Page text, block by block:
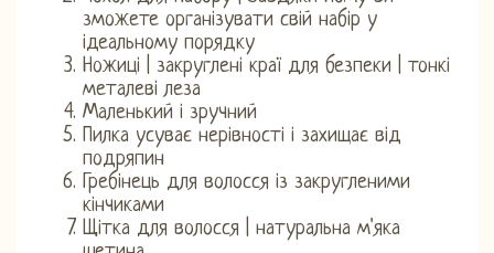
зможете організувати свій набір у
ідеальному порядку
Ножиці | закруглені краї для безпеки | тонкі
металеві леза
Маленький і зручний
Пилка усуває нерівності і захищає від
подряпин
Гребінець для волосся із закругленими
кінчиками
Щітка для волосся | натуральна м'яка